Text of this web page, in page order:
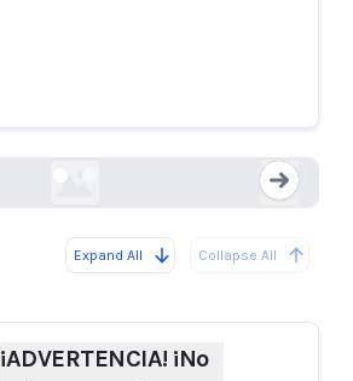
Expand All Collapse All
¡ADVERTENCIA! ¡No